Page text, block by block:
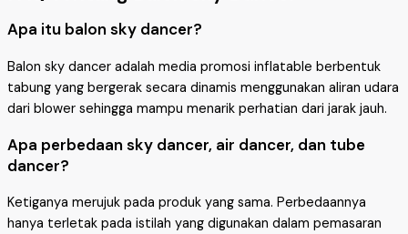
Apa itu balon sky dancer?
Balon sky dancer adalah media promosi inflatable berbentuk
tabung yang bergerak secara dinamis menggunakan aliran udara
dari blower sehingga mampu menarik perhatian dari jarak jauh.
Apa perbedaan sky dancer, air dancer, dan tube
dancer?
Ketiganya merujuk pada produk yang sama. Perbedaannya
hanya terletak pada istilah yang digunakan dalam pemasaran